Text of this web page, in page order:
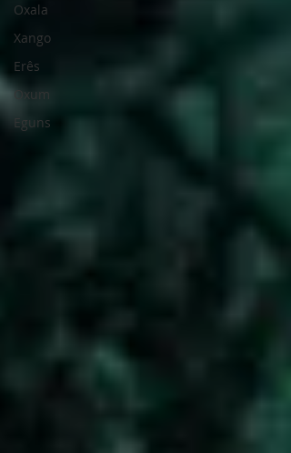
Oxala
Xango
Erês
Oxum
Eguns